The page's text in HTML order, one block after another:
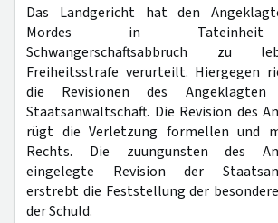
Das Landgericht hat den
Mordes in
Schwangerschaftsabbruch zu
Freiheitsstrafe verurteilt. Hiergegen
die Revisionen des
Staatsanwaltschaft. Die Revision des
rügt die Verletzung formellen und
Rechts. Die zuungunsten des
eingelegte Revision der
erstrebt die Feststellung der
der Schuld.